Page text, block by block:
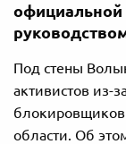
Под стены
активистов из-
области. Об